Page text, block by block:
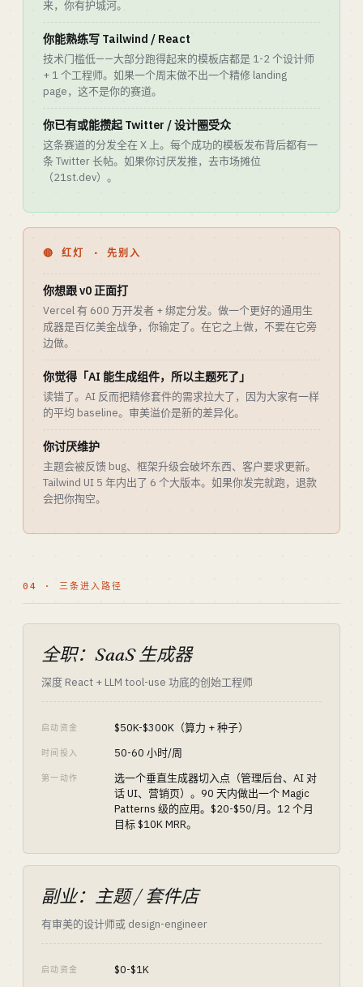
来，你有护城河。
你能熟练写 Tailwind / React
技术门槛低——大部分跑得起来的模板店都是 1-2 个设计师
+ 1 个工程师。如果一个周末做不出一个精修 landing
page，这不是你的赛道。
你已有或能攒起 Twitter / 设计圈受众
这条赛道的分发全在 X 上。每个成功的模板发布背后都有一
条 Twitter 长帖。如果你讨厌发推，去市场摊位
（21st.dev）。
🔴 红灯 · 先别入
你想跟 v0 正面打
Vercel 有 600 万开发者 + 绑定分发。做一个更好的通用生
成器是百亿美金战争，你输定了。在它之上做，不要在它旁
边做。
你觉得「AI 能生成组件，所以主题死了」
读错了。AI 反而把精修套件的需求拉大了，因为大家有一样
的平均 baseline。审美溢价是新的差异化。
你讨厌维护
主题会被反馈 bug、框架升级会破坏东西、客户要求更新。
Tailwind UI 5 年内出了 6 个大版本。如果你发完就跑，退款
会把你掏空。
04 · 三条进入路径
全职：SaaS 生成器
深度 React + LLM tool-use 功底的创始工程师
启动资金 $50K-$300K（算力 + 种子）
时间投入 50-60 小时/周
第一动作
选一个垂直生成器切入点（管理后台、AI 对
话 UI、营销页）。90 天内做出一个 Magic
Patterns 级的应用。$20-$50/月。12 个月
目标 $10K MRR。
副业：主题 / 套件店
有审美的设计师或 design-engineer
启动资金 $0-$1K